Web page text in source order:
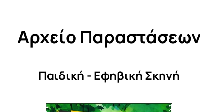
Αρχείο Παραστάσεων
Παιδική - Εφηβική Σκηνή